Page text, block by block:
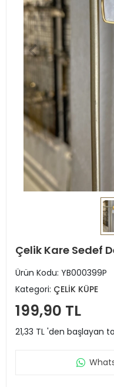
Çelik Kare Sedef
Ürün Kodu: YB000399P
Kategori: ÇELİK KÜPE
199,90 TL
21,33 TL 'den başlayan